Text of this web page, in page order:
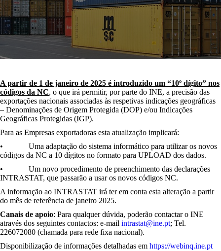
A partir de 1 de janeiro de 2025 é introduzido um “10º dígito” nos
códigos da NC, o que irá permitir, por parte do INE, a precisão das
exportações nacionais associadas às respetivas indicações geográficas
– Denominações de Origem Protegida (DOP) e/ou Indicações
Geográficas Protegidas (IGP).
Para as Empresas exportadoras esta atualização implicará:
• Uma adaptação do sistema informático para utilizar os novos
códigos da NC a 10 dígitos no formato para UPLOAD dos dados.
• Um novo procedimento de preenchimento das declarações
INTRASTAT, que passarão a usar os novos códigos NC.
A informação ao INTRASTAT irá ter em conta esta alteração a partir
do mês de referência de janeiro 2025.
Canais de apoio: Para qualquer dúvida, poderão contactar o INE
através dos seguintes contactos: e-mail intrastat@ine.pt; Tel.
226072080 (chamada para rede fixa nacional).
Disponibilização de informações detalhadas em https://webinq.ine.pt